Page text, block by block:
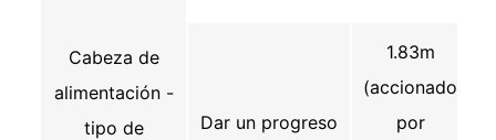
Cabeza de
alimentación -
tipo de
Dar un progreso
1.83m
(accionado
por